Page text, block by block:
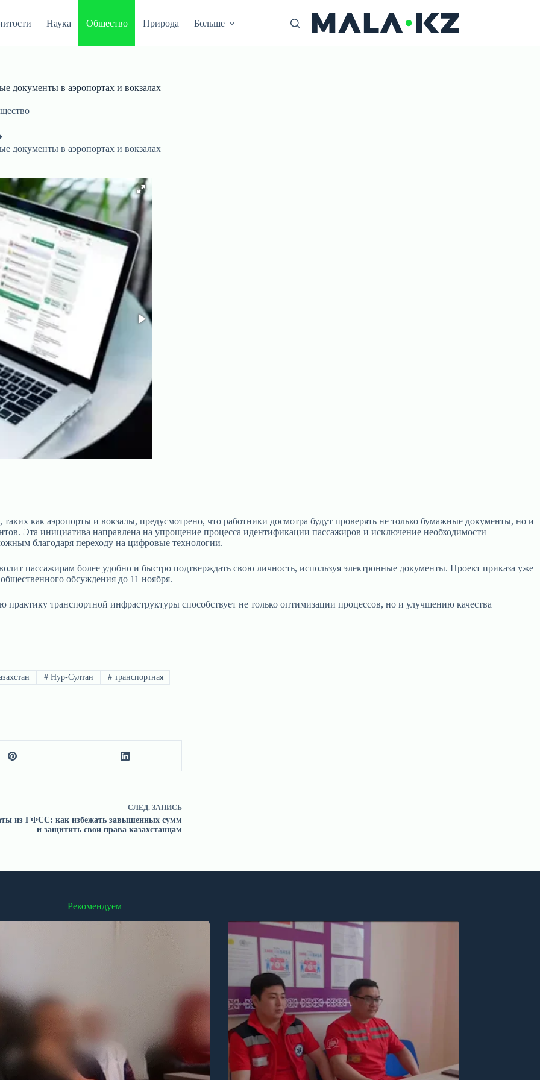
Наука Общество Природа Больше
документы в аэропортах и вокзалах
документы в аэропортах и вокзалах
как аэропорты и вокзалы, предусмотрено, что работники досмотра будут проверять не только бумажные документы, но и
Эта инициатива направлена на упрощение процесса идентификации пассажиров и исключение необходимости
благодаря переходу на цифровые технологии.
пассажирам более удобно и быстро подтверждать свою личность, используя электронные документы. Проект приказа уже
обсуждения до 11 ноября.
транспортной инфраструктуры способствует не только оптимизации процессов, но и улучшению качества
#Нур-Султан #транспортная
СЛЕД. ЗАПИСЬ
из ГФСС: как избежать завышенных сумм
и защитить свои права казахстанцам
Рекомендуем